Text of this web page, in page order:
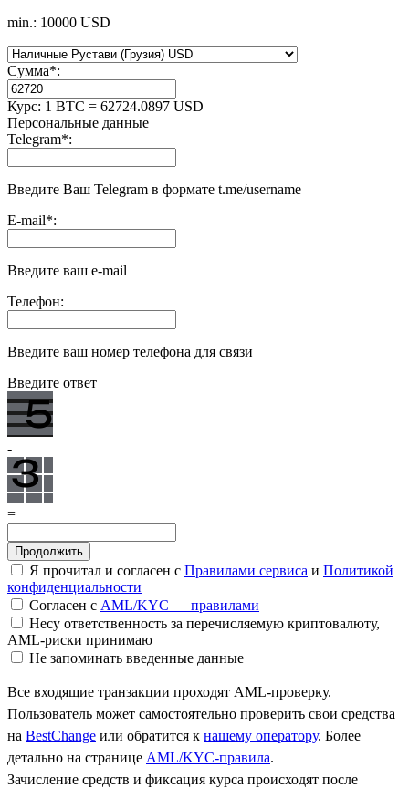
min.: 10000 USD
Сумма*:
Курс: 1 BTC = 62724.0897 USD
Персональные данные
Telegram*:
Введите Ваш Telegram в формате t.me/username
E-mail*:
Введите ваш e-mail
Телефон:
Введите ваш номер телефона для связи
Введите ответ
-
=
Я прочитал и согласен с Правилами сервиса и Политикой
конфиденциальности
Согласен с AML/KYC — правилами
Несу ответственность за перечисляемую криптовалюту,
AML-риски принимаю
Не запоминать введенные данные
Все входящие транзакции проходят AML-проверку.
Пользователь может самостоятельно проверить свои средства
на BestChange или обратится к нашему оператору. Более
детально на странице AML/KYC-правила.
Зачисление средств и фиксация курса происходят после